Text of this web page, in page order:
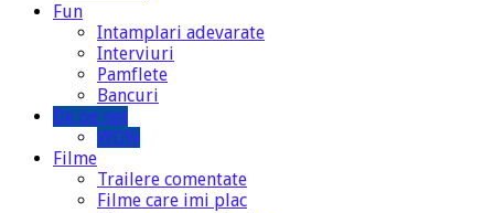
Fun
Intamplari adevarate
Interviuri
Pamflete
Bancuri
De pe net
WOW
Filme
Trailere comentate
Filme care imi plac